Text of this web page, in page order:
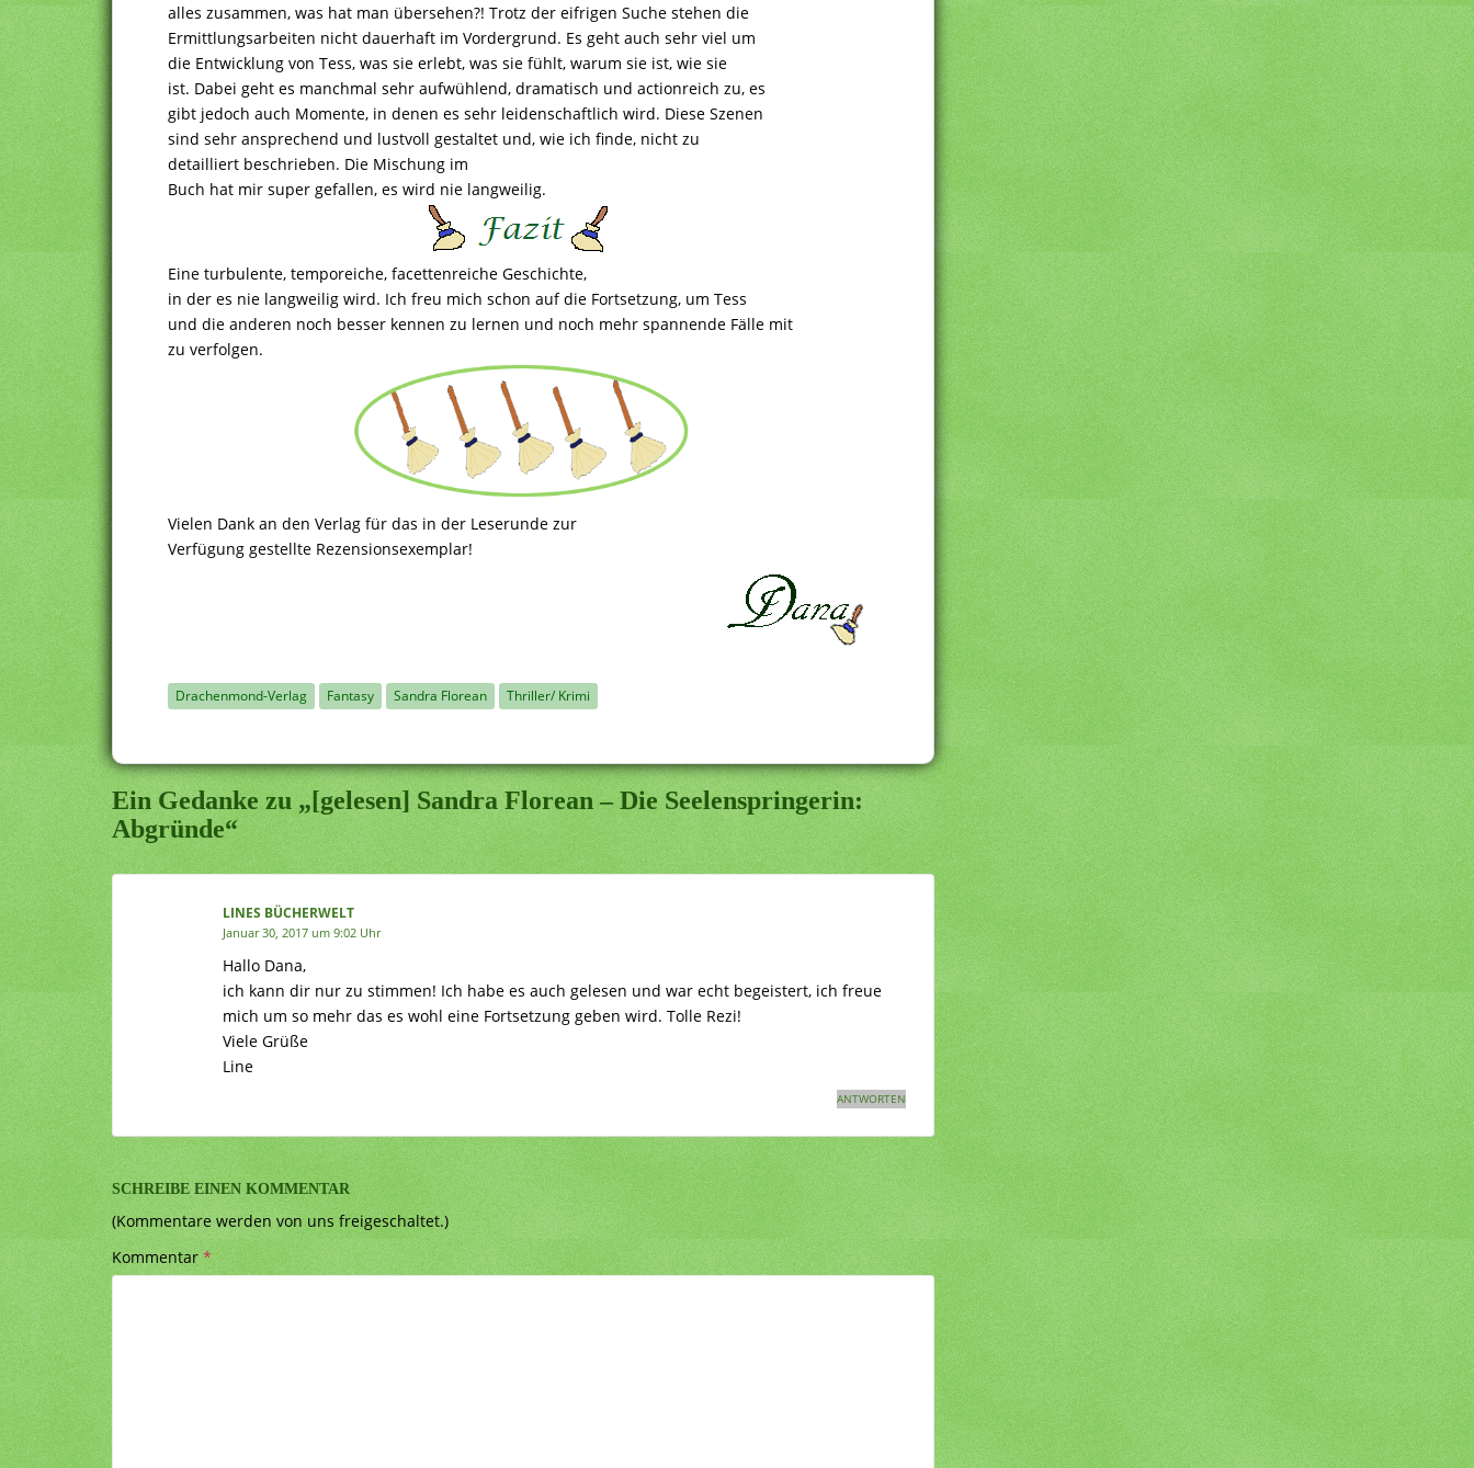
alles zusammen, was hat man übersehen?! Trotz der eifrigen Suche stehen die
Ermittlungsarbeiten nicht dauerhaft im Vordergrund. Es geht auch sehr viel um
die Entwicklung von Tess, was sie erlebt, was sie fühlt, warum sie ist, wie sie
ist. Dabei geht es manchmal sehr aufwühlend, dramatisch und actionreich zu, es
gibt jedoch auch Momente, in denen es sehr leidenschaftlich wird. Diese Szenen
sind sehr ansprechend und lustvoll gestaltet und, wie ich finde, nicht zu
detailliert beschrieben. Die Mischung im
Buch hat mir super gefallen, es wird nie langweilig.
Eine turbulente, temporeiche, facettenreiche Geschichte,
in der es nie langweilig wird. Ich freu mich schon auf die Fortsetzung, um Tess
und die anderen noch besser kennen zu lernen und noch mehr spannende Fälle mit
zu verfolgen.
Vielen Dank an den Verlag für das in der Leserunde zur
Verfügung gestellte Rezensionsexemplar!
Drachenmond-Verlag Fantasy Sandra Florean Thriller/ Krimi
Ein Gedanke zu „[gelesen] Sandra Florean – Die Seelenspringerin:
Abgründe“
LINES BÜCHERWELT
Januar 30, 2017 um 9:02 Uhr
Hallo Dana,
ich kann dir nur zu stimmen! Ich habe es auch gelesen und war echt begeistert, ich freue
mich um so mehr das es wohl eine Fortsetzung geben wird. Tolle Rezi!
Viele Grüße
Line
ANTWORTEN
SCHREIBE EINEN KOMMENTAR
(Kommentare werden von uns freigeschaltet.)
Kommentar*